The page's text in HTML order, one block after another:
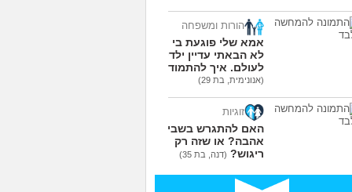
הורות ומשפחה
אמא שלי פוגעת בי כי
לא הבאתי עדיין ילדים
לעולם. איך להתמודד?
(אנונימית, בת 29)
זוגיות
האם להתגרש בשביל
אהבה? או שזה רק
ריגוש? (דנה, בת 35)